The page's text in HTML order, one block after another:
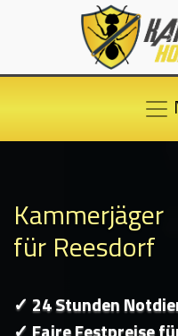
Kammerjäger
für Reesdorf
✓ 24 Stunden